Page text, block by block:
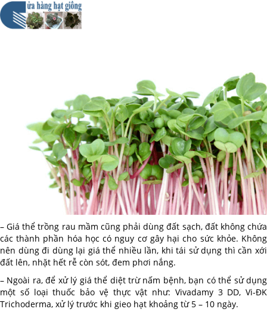
– Giá thể trồng rau mầm cũng phải dùng đất sạch, đất không chứa
các thành phần hóa học có nguy cơ gây hại cho sức khỏe. Không
nên dùng đi dùng lại giá thể nhiều lần, khi tái sử dụng thì cần xới
đất lên, nhặt hết rễ còn sót, đem phơi nắng.
– Ngoài ra, để xử lý giá thể diệt trừ nấm bệnh, bạn có thể sử dụng
một số loại thuốc bảo vệ thực vật như: Vivadamy 3 DD, Vi-ĐK
Trichoderma, xử lý trước khi gieo hạt khoảng từ 5 – 10 ngày.